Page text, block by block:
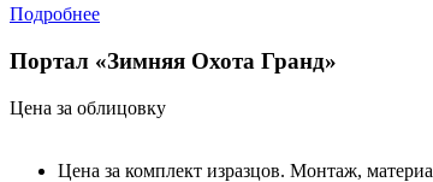
Подробнее
Портал «Зимняя Охота Гранд»
Цена за облицовку
Цена за комплект изразцов. Монтаж,